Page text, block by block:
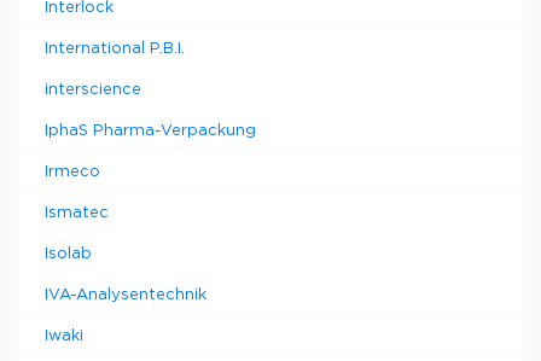
Interlock
International P.B.I.
interscience
IphaS Pharma-Verpackung
Irmeco
Ismatec
Isolab
IVA-Analysentechnik
Iwaki